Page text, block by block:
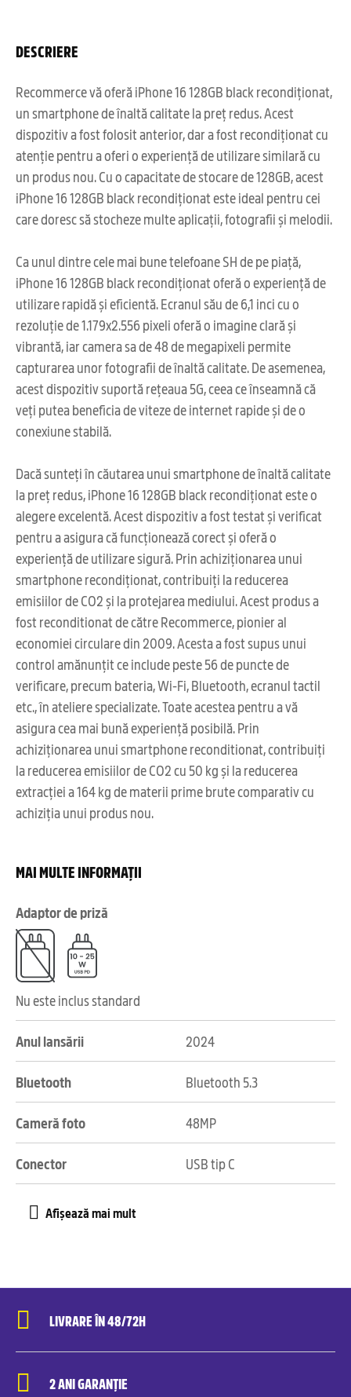
DESCRIERE
Recommerce vă oferă iPhone 16 128GB black recondiționat,
un smartphone de înaltă calitate la preț redus. Acest
dispozitiv a fost folosit anterior, dar a fost recondiționat cu
atenție pentru a oferi o experiență de utilizare similară cu
un produs nou. Cu o capacitate de stocare de 128GB, acest
iPhone 16 128GB black recondiționat este ideal pentru cei
care doresc să stocheze multe aplicații, fotografii și melodii.
Ca unul dintre cele mai bune telefoane SH de pe piață,
iPhone 16 128GB black recondiționat oferă o experiență de
utilizare rapidă și eficientă. Ecranul său de 6,1 inci cu o
rezoluție de 1.179x2.556 pixeli oferă o imagine clară și
vibrantă, iar camera sa de 48 de megapixeli permite
capturarea unor fotografii de înaltă calitate. De asemenea,
acest dispozitiv suportă rețeaua 5G, ceea ce înseamnă că
veți putea beneficia de viteze de internet rapide și de o
conexiune stabilă.
Dacă sunteți în căutarea unui smartphone de înaltă calitate
la preț redus, iPhone 16 128GB black recondiționat este o
alegere excelentă. Acest dispozitiv a fost testat și verificat
pentru a asigura că funcționează corect și oferă o
experiență de utilizare sigură. Prin achiziționarea unui
smartphone recondiționat, contribuiți la reducerea
emisiilor de CO2 și la protejarea mediului. Acest produs a
fost reconditionat de către Recommerce, pionier al
economiei circulare din 2009. Acesta a fost supus unui
control amănunțit ce include peste 56 de puncte de
verificare, precum bateria, Wi-Fi, Bluetooth, ecranul tactil
etc., în ateliere specializate. Toate acestea pentru a vă
asigura cea mai bună experiență posibilă. Prin
achiziționarea unui smartphone reconditionat, contribuiți
la reducerea emisiilor de CO2 cu 50 kg și la reducerea
extracției a 164 kg de materii prime brute comparativ cu
achiziția unui produs nou.
MAI MULTE INFORMAȚII
Adaptor de priză
Nu este inclus standard
Anul lansării 2024
Bluetooth Bluetooth 5.3
Cameră foto 48MP
Conector USB tip C
LIVRARE ÎN 48/72H
2 ANI GARANȚIE